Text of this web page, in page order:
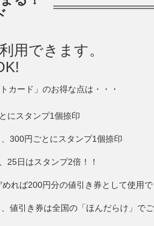
用できます。
カード」のお得な点は・・・
にスタンプ1個捺印
300円ごとにスタンプ1個捺印
25日はスタンプ2倍！！
れば200円分の値引き券として使用で
値引き券は全国の「ほんだらけ」でご